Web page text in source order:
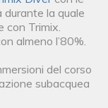
la quale
con Trimix.
almeno l’80%.
del corso
subacquea